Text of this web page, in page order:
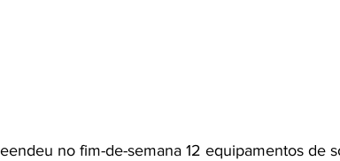
no fim-de-semana 12 equipamentos de